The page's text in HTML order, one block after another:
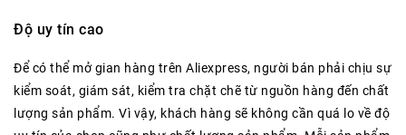
Độ uy tín cao
Để có thể mở gian hàng trên Aliexpress, người bán phải chịu sự
kiểm soát, giám sát, kiểm tra chặt chẽ từ nguồn hàng đến chất
lượng sản phẩm. Vì vậy, khách hàng sẽ không cần quá lo về độ